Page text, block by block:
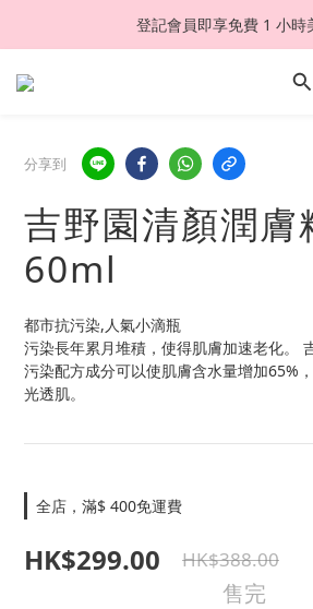
登記會員即享免費 1 小時
分享到
吉野園清顏潤膚
60ml
都市抗污染,人氣小滴瓶
污染長年累月堆積，使得肌膚加速老化。
污染配方成分可以使肌膚含水量增加65%
光透肌。
全店，滿$ 400免運費
HK$299.00 HK$388.00
售完